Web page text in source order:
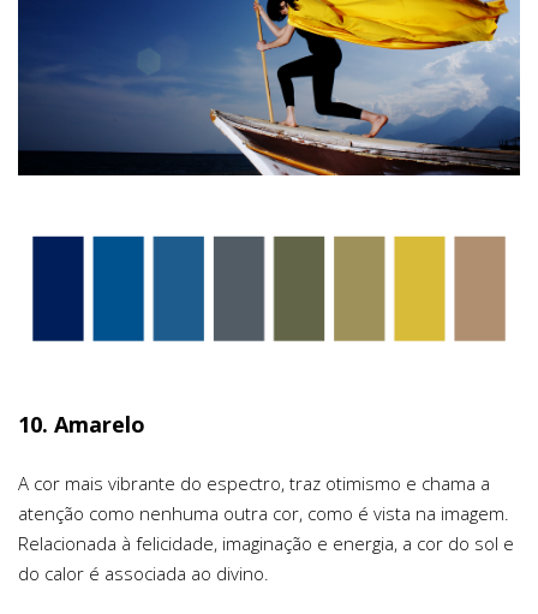
10. Amarelo
A cor mais vibrante do espectro, traz otimismo e chama a
atenção como nenhuma outra cor, como é vista na imagem.
Relacionada à felicidade, imaginação e energia, a cor do sol e
do calor é associada ao divino.